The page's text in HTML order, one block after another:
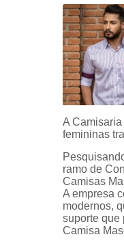
A
femininas
ramo de
Camisas
A empresa
modernos,
suporte que
Camisa